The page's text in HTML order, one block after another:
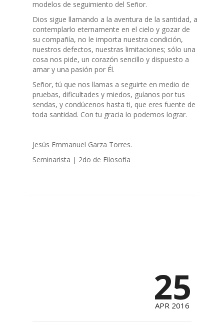
modelos de seguimiento del Señor.
Dios sigue llamando a la aventura de la santidad, a
contemplarlo eternamente en el cielo y gozar de
su compañía, no le importa nuestra condición,
nuestros defectos, nuestras limitaciones; sólo una
cosa nos pide, un corazón sencillo y dispuesto a
amar y una pasión por Él.
Señor, tú que nos llamas a seguirte en medio de
pruebas, dificultades y miedos, guíanos por tus
sendas, y condúcenos hasta ti, que eres fuente de
toda santidad. Con tu gracia lo podemos lograr.
Jesús Emmanuel Garza Torres.
Seminarista | 2do de Filosofía
25
APR 2016